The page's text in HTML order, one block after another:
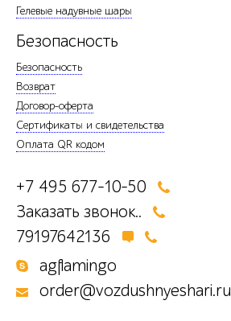
Гелевые надувные шары
Безопасность
Безопасность
Возврат
Договор-оферта
Сертификаты и свидетельства
Оплата QR кодом
+7 495 677-10-50
Заказать звонок..
79197642136
agflamingo
order@vozdushnyeshari.ru